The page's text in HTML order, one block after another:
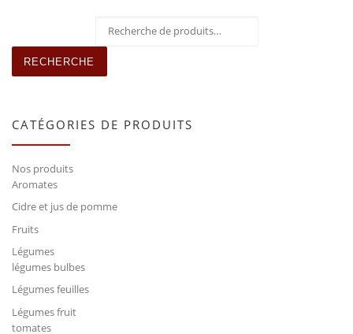
RECHERCHE
CATÉGORIES DE PRODUITS
Nos produits
Aromates
Cidre et jus de pomme
Fruits
Légumes
légumes bulbes
Légumes feuilles
Légumes fruit
tomates